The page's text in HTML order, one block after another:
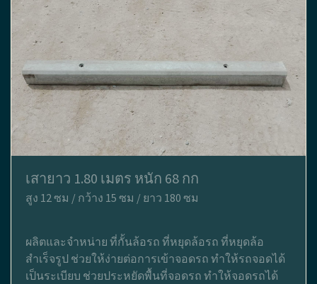
เสายาว 1.80 เมตร หนัก 68 กก
สูง 12 ซม / กว้าง 15 ซม / ยาว 180 ซม
ผลิตและจำหน่าย ที่กั้นล้อรถ ที่หยุดล้อรถ ที่หยุดล้อ
สำเร็จรูป ช่วยให้ง่ายต่อการเข้าจอดรถ ทำให้รถจอดได้
เป็นระเบียบ ช่วยประหยัดพื้นที่จอดรถ ทำให้จอดรถได้